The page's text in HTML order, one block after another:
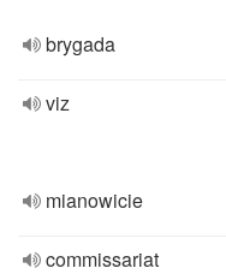
brygada
viz
mianowicie
commissariat